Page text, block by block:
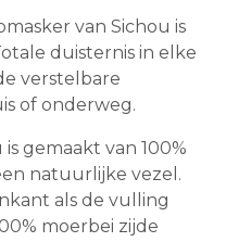
van Sichou is
duisternis in elke
verstelbare
of onderweg.
gemaakt van 100%
natuurlijke vezel.
als de vulling
moerbei zijde